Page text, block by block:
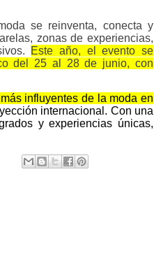
se reinventa, conecta y
zonas de experiencias,
Este año, el evento se
del 25 al 28 de junio, con
influyentes de la moda en
internacional . Con una
y experiencias únicas,